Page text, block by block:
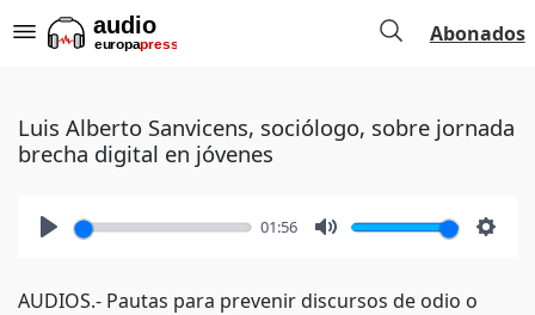
Abonados
Luis Alberto Sanvicens, sociólogo, sobre jornada
brecha digital en jóvenes
01:56
AUDIOS.- Pautas para prevenir discursos de odio o